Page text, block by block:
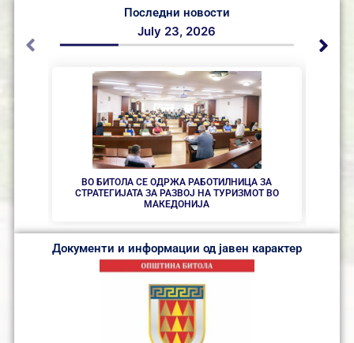
Последни новости
ВО БИТОЛА СЕ ОДРЖА РАБОТИЛНИЦА ЗА
СТРАТЕГИЈАТА ЗА РАЗВОЈ НА ТУРИЗМОТ ВО
МАКЕДОНИЈА
July 23, 2026
Документи и информации од јавен карактер